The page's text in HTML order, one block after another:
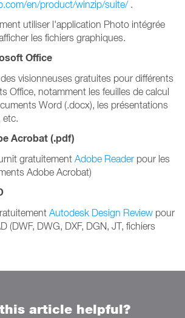
en/product/winzip/suite/.
utiliser l'application Photo intégrée
les fichiers graphiques.
Office
visionneuses gratuites pour différents
Office, notamment les feuilles de calcul
Word (.docx), les présentations
etc.
Acrobat (.pdf)
gratuitement Adobe Reader pour les
Adobe Acrobat)
Autodesk Design Review pour
(DWF, DWG, DXF, DGN, JT, fichiers
this article helpful?